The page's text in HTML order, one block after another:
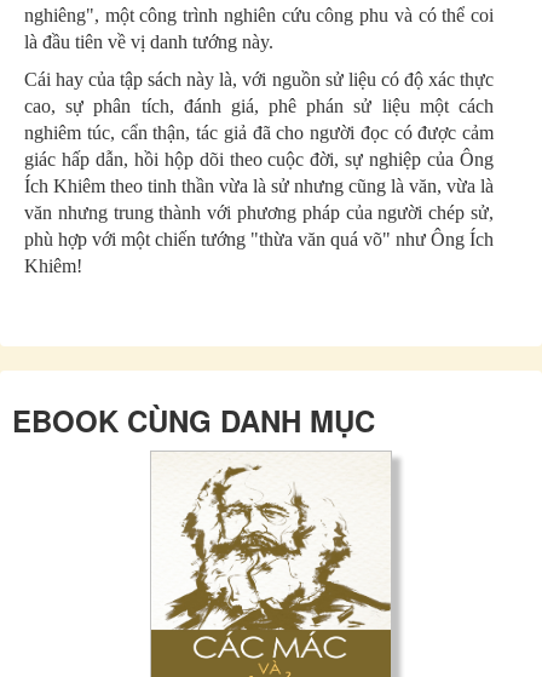
nghiêng", một công trình nghiên cứu công phu và có thể coi
là đầu tiên về vị danh tướng này.
Cái hay của tập sách này là, với nguồn sử liệu có độ xác thực
cao, sự phân tích, đánh giá, phê phán sử liệu một cách
nghiêm túc, cẩn thận, tác giả đã cho người đọc có được cảm
giác hấp dẫn, hồi hộp dõi theo cuộc đời, sự nghiệp của Ông
Ích Khiêm theo tinh thần vừa là sử nhưng cũng là văn, vừa là
văn nhưng trung thành với phương pháp của người chép sử,
phù hợp với một chiến tướng "thừa văn quá võ" như Ông Ích
Khiêm!
EBOOK CÙNG DANH MỤC